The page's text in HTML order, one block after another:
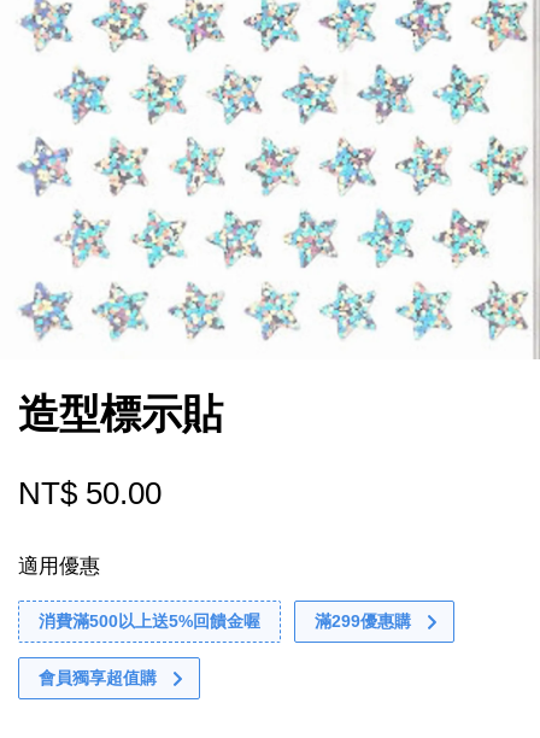
造型標示貼
NT$ 50.00
適用優惠
消費滿500以上送5%回饋金喔 滿299優惠購
會員獨享超值購